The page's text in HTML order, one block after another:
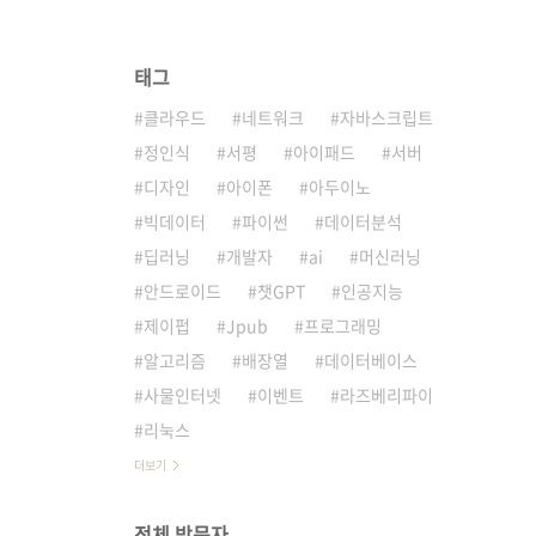
태그
클라우드 네트워크
자바스크립트
정인식
서평 아이패드
서버
디자인
아이폰
아두이노
빅데이터
파이썬
데이터분석
딥러닝
개발자 ai
머신러닝
안드로이드
챗GPT
인공지능
제이펍
Jpub
프로그래밍
알고리즘
배장열
데이터베이스
사물인터넷
이벤트
라즈베리파이
리눅스
더보기